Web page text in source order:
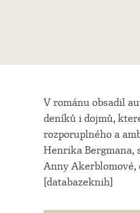
V románu obsadil
deníků i dojmů,
rozporuplného a
Henrika Bergmana,
Anny Akerblomové,
[databazeknih]